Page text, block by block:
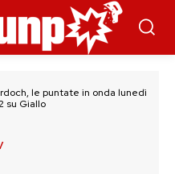
le puntate in onda lunedì
su Giallo